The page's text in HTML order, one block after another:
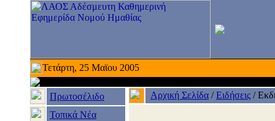
Τετάρτη, 25 Μαϊου 2005
Πρωτοσέλιδο
Τοπικά Νέα
Αρχική Σελίδα /Ειδήσεις /